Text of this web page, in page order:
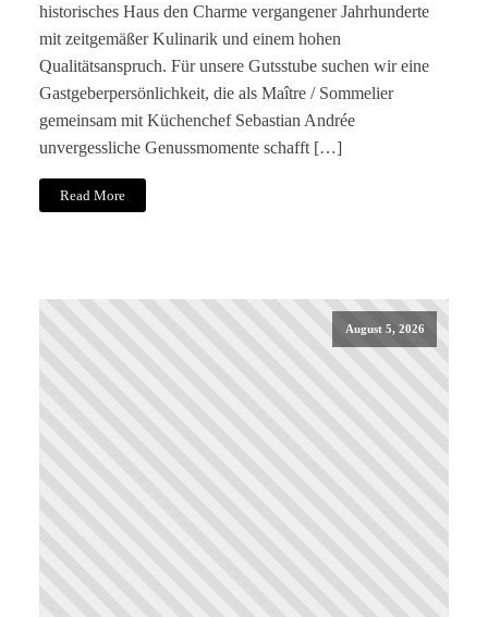
historisches Haus den Charme vergangener Jahrhunderte
mit zeitgemäßer Kulinarik und einem hohen
Qualitätsanspruch. Für unsere Gutsstube suchen wir eine
Gastgeberpersönlichkeit, die als Maître / Sommelier
gemeinsam mit Küchenchef Sebastian Andrée
unvergessliche Genussmomente schafft […]
Read More
August 5, 2026